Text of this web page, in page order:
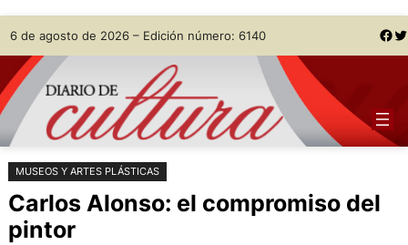
Saltar
al
contenido
Skip
to
content
6 de agosto de 2026 – Edición número: 6140 Facebook Twitter
MUSEOS Y ARTES PLÁSTICAS
Carlos Alonso: el compromiso del
pintor